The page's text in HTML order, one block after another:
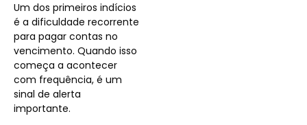
Um dos primeiros indícios
é a dificuldade recorrente
para pagar contas no
vencimento. Quando isso
começa a acontecer
com frequência, é um
sinal de alerta
importante.